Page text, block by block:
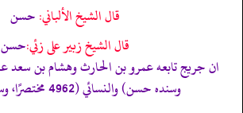
قال الشيخ الألباني:حسن
قال الشيخ زبير على زئي:حسن
وسنده حسن) والنسائي (4962 مختصرًا، وسنده حسن)